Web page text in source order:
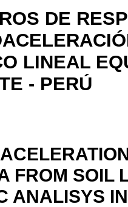
DE
LINEAL
- PERÚ
FROM SOIL
ANALISYS